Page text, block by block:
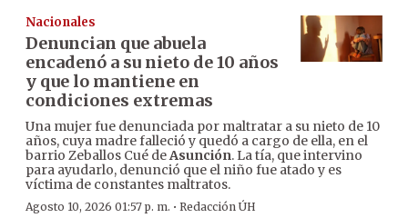
Nacionales
Denuncian que abuela
encadenó a su nieto de 10 años
y que lo mantiene en
condiciones extremas
Una mujer fue denunciada por maltratar a su nieto de 10
años, cuya madre falleció y quedó a cargo de ella, en el
barrio Zeballos Cué deAsunción. La tía, que intervino
para ayudarlo, denunció que el niño fue atado y es
víctima de constantes maltratos.
Agosto 10, 2026 01:57 p. m. · Redacción ÚH